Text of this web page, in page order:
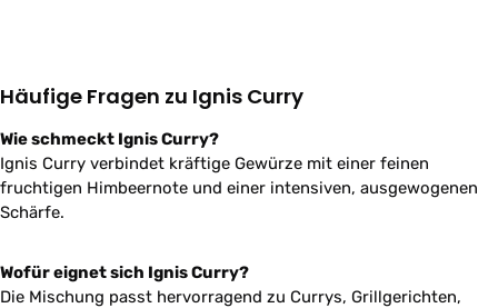
Häufige Fragen zu Ignis Curry
Wie schmeckt Ignis Curry?
Ignis Curry verbindet kräftige Gewürze mit einer feinen
fruchtigen Himbeernote und einer intensiven, ausgewogenen
Schärfe.
Wofür eignet sich Ignis Curry?
Die Mischung passt hervorragend zu Currys, Grillgerichten,